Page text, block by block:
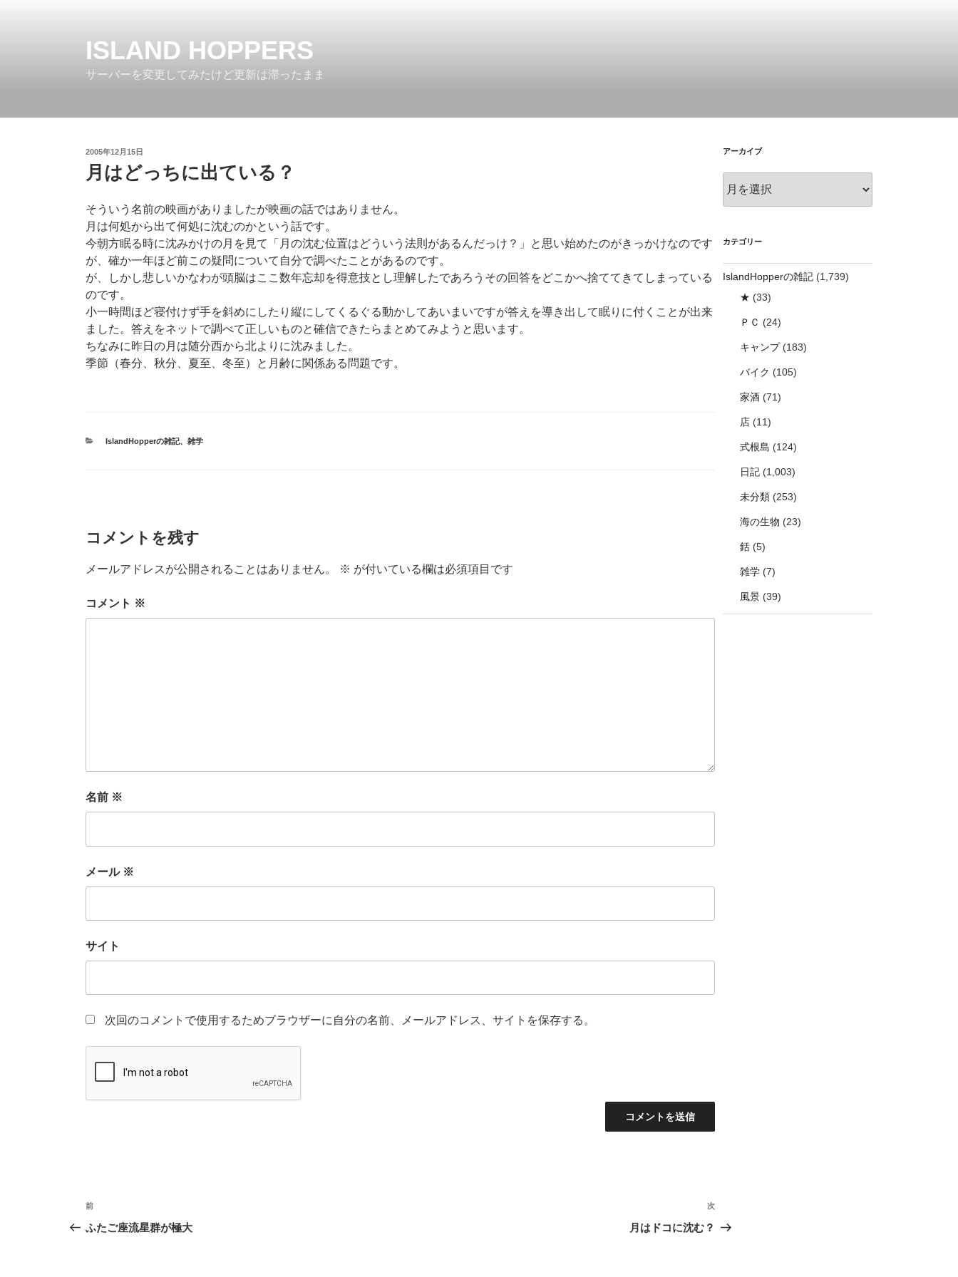
ISLAND HOPPERS
サーバーを変更してみたけど更新は滞ったまま
投
稿
日:
2005年12月15日
月はどっちに出ている？
そういう名前の映画がありましたが映画の話ではありません。
月は何処から出て何処に沈むのかという話です。
今朝方眠る時に沈みかけの月を見て「月の沈む位置はどういう法則があるんだっけ？」と思い始めたのがきっかけなのです
が、確か一年ほど前この疑問について自分で調べたことがあるのです。
が、しかし悲しいかなわが頭脳はここ数年忘却を得意技とし理解したであろうその回答をどこかへ捨ててきてしまっている
のです。
小一時間ほど寝付けず手を斜めにしたり縦にしてくるぐる動かしてあいまいですが答えを導き出して眠りに付くことが出来
ました。答えをネットで調べて正しいものと確信できたらまとめてみようと思います。
ちなみに昨日の月は随分西から北よりに沈みました。
季節（春分、秋分、夏至、冬至）と月齢に関係ある問題です。
カIslandHopperの雑記、 雑学
コメントを残す
メールアドレスが公開されることはありません。 ※ が付いている欄は必須項目です
コメント ※
名前 ※
メール ※
サイト
次回のコメントで使用するためブラウザーに自分の名前、メールアドレス、サイトを保存する。
投
稿
前
の
前
ふたご座流星群が極大
次
の
次
月はドコに沈む？
アーカイブ
ー
ブ
カテゴリー
IslandHopperの雑記 (1,739)
★ (33)
ＰＣ (24)
キャンプ(183)
バイク (105)
家酒 (71)
店 (11)
式根島 (124)
日記 (1,003)
未分類 (253)
海の生物 (23)
銛 (5)
雑学 (7)
風景 (39)